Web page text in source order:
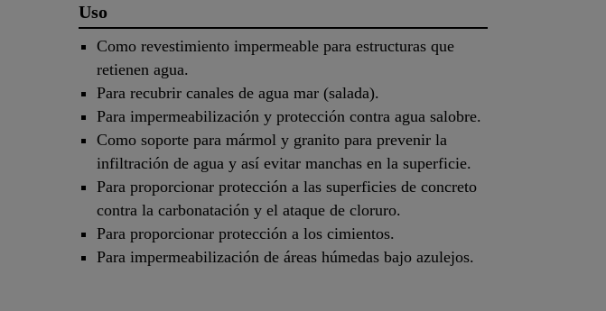
Uso
Como revestimiento impermeable para estructuras que
retienen agua.
Para recubrir canales de agua mar (salada).
Para impermeabilización y protección contra agua salobre.
Como soporte para mármol y granito para prevenir la
infiltración de agua y así evitar manchas en la superficie.
Para proporcionar protección a las superficies de concreto
contra la carbonatación y el ataque de cloruro.
Para proporcionar protección a los cimientos.
Para impermeabilización de áreas húmedas bajo azulejos.